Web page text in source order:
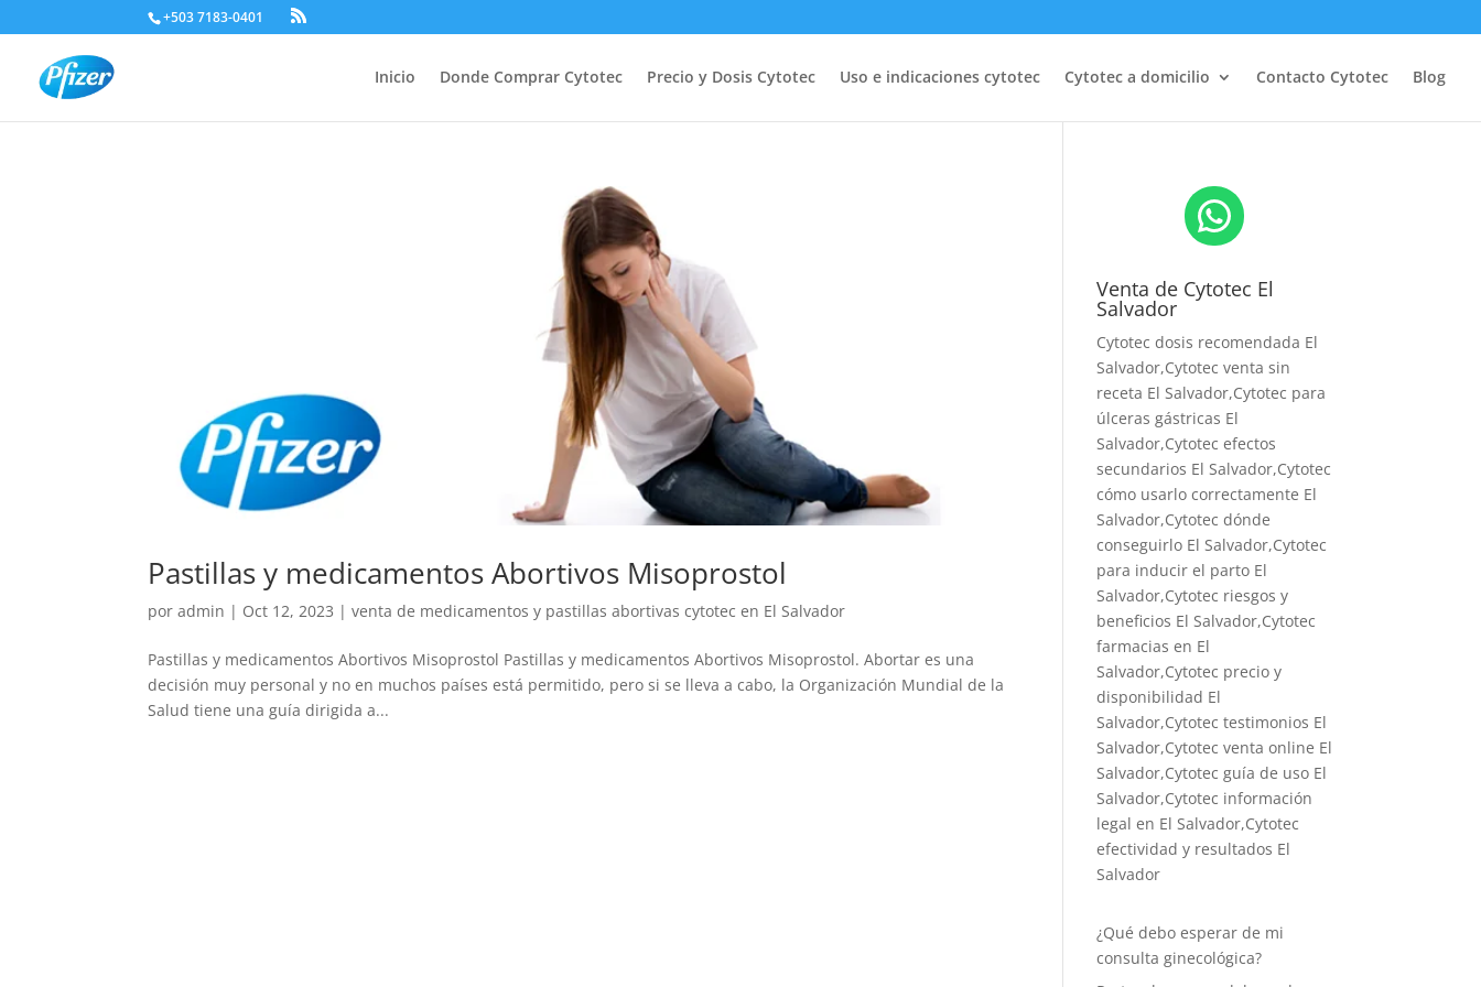
+503 7183-0401
Inicio Donde Comprar Cytotec Precio y Dosis Cytotec Uso e indicaciones cytotec Cytotec a domicilio Contacto Cytotec Blog
Pastillas y medicamentos Abortivos Misoprostol
poradmin | Oct 12, 2023 |venta de medicamentos y pastillas abortivas cytotec en El Salvador
Pastillas y medicamentos Abortivos Misoprostol Pastillas y medicamentos Abortivos Misoprostol. Abortar es una
decisión muy personal y no en muchos países está permitido, pero si se lleva a cabo, la Organización Mundial de la
Salud tiene una guía dirigida a...
WhatsApp
Venta de Cytotec El
Salvador
Cytotec dosis recomendada El
Salvador,Cytotec venta sin
receta El Salvador,Cytotec para
úlceras gástricas El
Salvador,Cytotec efectos
secundarios El Salvador,Cytotec
cómo usarlo correctamente El
Salvador,Cytotec dónde
conseguirlo El Salvador,Cytotec
para inducir el parto El
Salvador,Cytotec riesgos y
beneficios El Salvador,Cytotec
farmacias en El
Salvador,Cytotec precio y
disponibilidad El
Salvador,Cytotec testimonios El
Salvador,Cytotec venta online El
Salvador,Cytotec guía de uso El
Salvador,Cytotec información
legal en El Salvador,Cytotec
efectividad y resultados El
Salvador
¿Qué debo esperar de mi
consulta ginecológica?